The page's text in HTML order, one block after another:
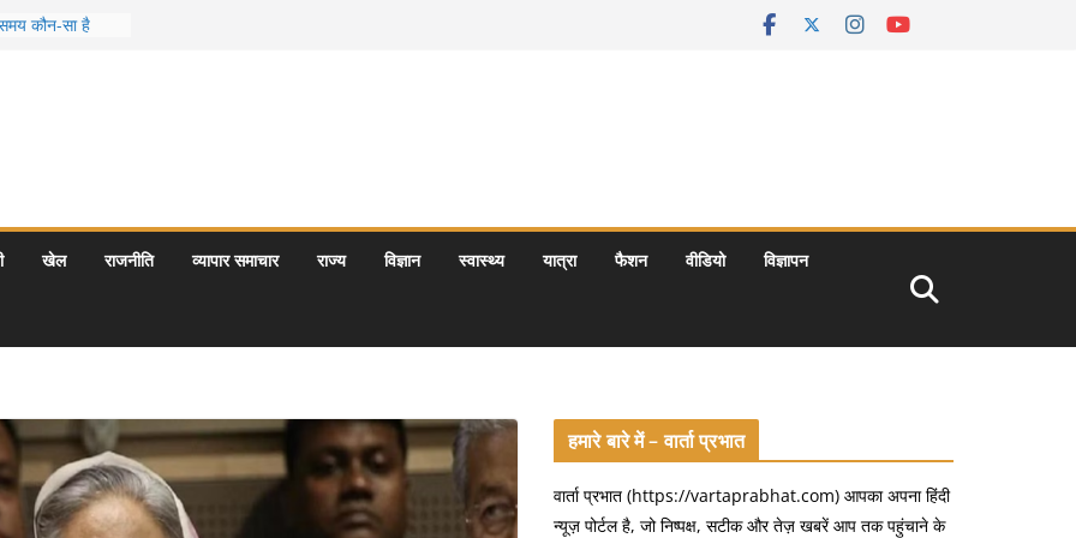
कौन-सा है
खेल राजनीति व्यापार समाचार राज्य विज्ञान स्वास्थ्य यात्रा फैशन वीडियो विज्ञापन
हमारे बारे में – वार्ता प्रभात
वार्ता प्रभात (https://vartaprabhat.com) आपका अपना हिंदी
न्यूज़ पोर्टल है, जो निष्पक्ष, सटीक और तेज़ खबरें आप तक पहुंचाने के